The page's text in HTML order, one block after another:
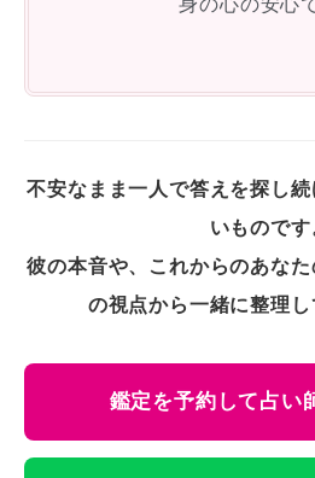
不安なまま一人で答えを探し
いものです
彼の本音や、これからのあな
の視点から一緒に整理し
鑑定を予約して占い